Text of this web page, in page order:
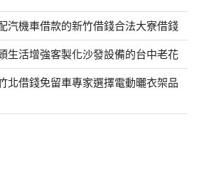
汽機車借款的新竹借錢合法大寮借錢
生活增強客製化沙發設備的台中老花
北借錢免留車專家選擇電動曬衣架品